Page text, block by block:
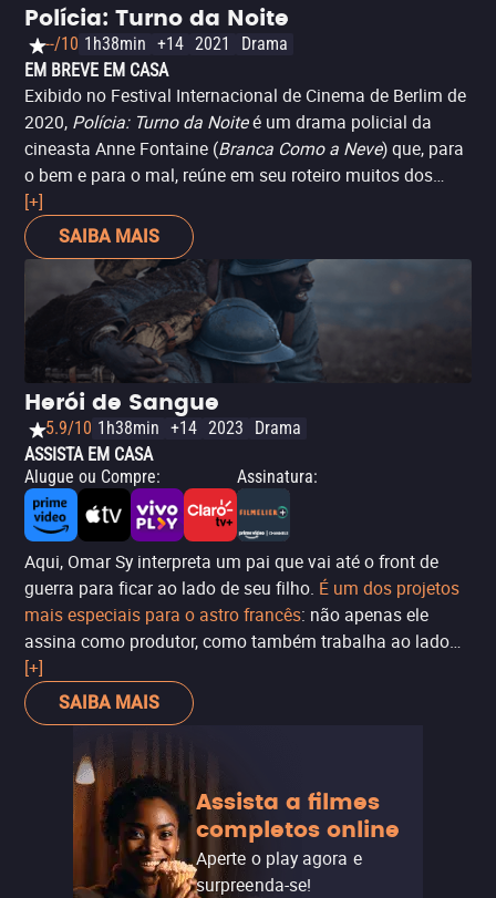
Polícia: Turno da Noite
--/10 1h38min +14 2021
Drama
EM BREVE EM CASA
Exibido no Festival Internacional de Cinema de Berlim de
2020, Polícia: Turno da Noiteé um drama policial da
cineasta Anne Fontaine (Branca Como a Neve) que, para
o bem e para o mal, reúne em seu roteiro muitos dos
aspectos étnicos, migratórios e sociais vividos na Europa
(e na França, em particular) - isso nem sempre com bons
resultados, ainda que com boas intenções. Embora o
enredo pareça simples, o filme é construído a partir das
perspectivas divergentes de seus protagonistas,
enriquecendo o eventual dilema moral que enfrentam.
Tem a seu favor que consegue ser um filme “comercial”
sem perder a ambição nos temas que aborda. O
protagonista de Omar Sy (
motivo para assistir ao longa.
[+]
SAIBA MAIS
Herói de Sangue
5.9/10 1h38min +14 2023
Drama
ASSISTA EM CASA
Alugue ou Compre: Assinatura:
Aqui, Omar Sy interpreta um pai que vai até o front de
guerra para ficar ao lado de seu filho. É um dos projetos
mais especiais para o astro francês: não apenas ele
assina como produtor, como também trabalha ao lado
de seu sobrinho e visita um pouco de sua cultura
senegalesa no cinema.
[+]
SAIBA MAIS
Assista a filmes
completos online
Aperte o play agora e
surpreenda-se!